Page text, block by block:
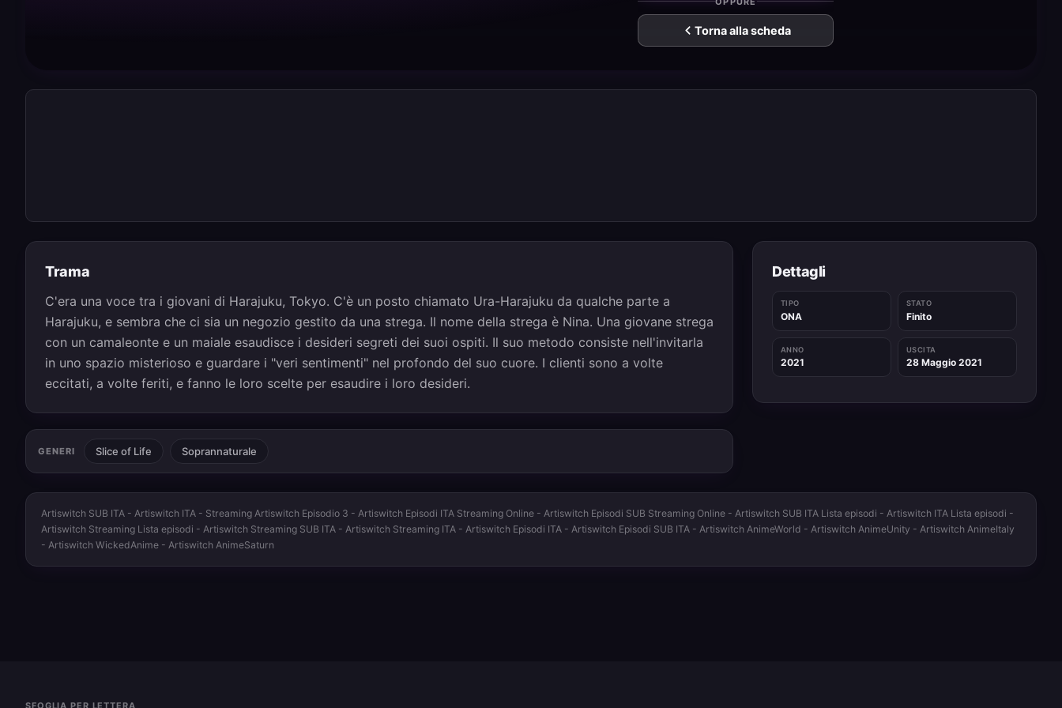
Torna alla scheda
Trama
C'era una voce tra i giovani di Harajuku, Tokyo. C'è un posto chiamato Ura-Harajuku da qualche parte a
Harajuku, e sembra che ci sia un negozio gestito da una strega. Il nome della strega è Nina. Una giovane strega
con un camaleonte e un maiale esaudisce i desideri segreti dei suoi ospiti. Il suo metodo consiste nell'invitarla
in uno spazio misterioso e guardare i "veri sentimenti" nel profondo del suo cuore. I clienti sono a volte
eccitati, a volte feriti, e fanno le loro scelte per esaudire i loro desideri.
GENERI Slice of Life Soprannaturale
Dettagli
TIPO
ONA
STATO
Finito
ANNO
2021
USCITA
28 Maggio 2021
Artiswitch SUB ITA - Artiswitch ITA - Streaming Artiswitch Episodio 3 - Artiswitch Episodi ITA Streaming Online - Artiswitch Episodi SUB Streaming Online - Artiswitch SUB ITA Lista episodi - Artiswitch ITA Lista episodi -
Artiswitch Streaming Lista episodi - Artiswitch Streaming SUB ITA - Artiswitch Streaming ITA - Artiswitch Episodi ITA - Artiswitch Episodi SUB ITA - Artiswitch AnimeWorld - Artiswitch AnimeUnity - Artiswitch AnimeItaly
- Artiswitch WickedAnime - Artiswitch AnimeSaturn